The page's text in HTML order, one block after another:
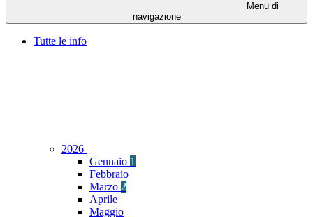
Menu di
navigazione
Tutte le info
2026
Gennaio 1
Febbraio
Marzo 2
Aprile
Maggio